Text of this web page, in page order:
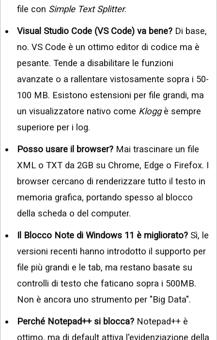
file con Simple Text Splitter.
Visual Studio Code (VS Code) va bene? Di base,
no. VS Code è un ottimo editor di codice ma è
pesante. Tende a disabilitare le funzioni
avanzate o a rallentare vistosamente sopra i 50-
100 MB. Esistono estensioni per file grandi, ma
un visualizzatore nativo come Kloggè sempre
superiore per i log.
Posso usare il browser? Mai trascinare un file
XML o TXT da 2GB su Chrome, Edge o Firefox. I
browser cercano di renderizzare tutto il testo in
memoria grafica, portando spesso al blocco
della scheda o del computer.
Il Blocco Note di Windows 11 è migliorato? Sì, le
versioni recenti hanno introdotto il supporto per
file più grandi e le tab, ma restano basate su
controlli di testo che faticano sopra i 500MB.
Non è ancora uno strumento per "Big Data".
Perché Notepad++ si blocca? Notepad++ è
ottimo, ma di default attiva l'evidenziazione della